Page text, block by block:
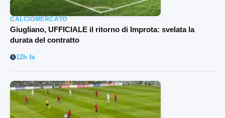
CALCIOMERCATO
Giugliano, UFFICIALE il ritorno di Improta: svelata la
durata del contratto
12h fa